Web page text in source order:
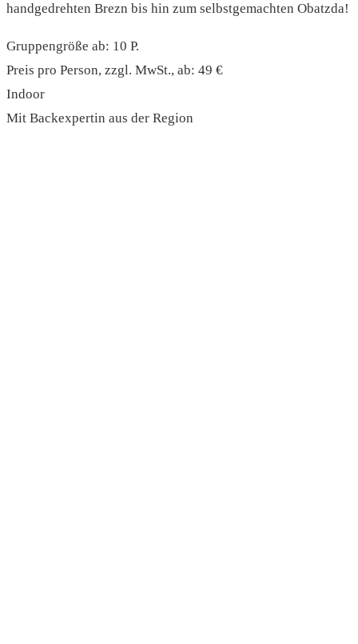
handgedrehten Brezn bis hin zum selbstgemachten Obatzda!
Gruppengröße ab: 10 P.
Preis pro Person, zzgl. MwSt., ab: 49 €
Indoor
Mit Backexpertin aus der Region